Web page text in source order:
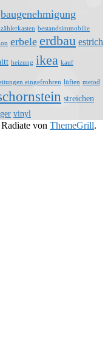
baugenehmigung
bestandsimmobilie
erbele erdbau estrich
heizung ikea kauf
eingefrohren lüften metod
streichen
vinyl
von ThemeGrill.